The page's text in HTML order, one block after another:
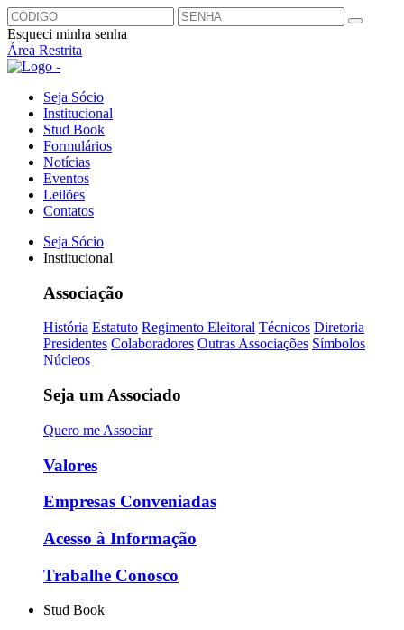
Esqueci minha senha
Área Restrita
Seja Sócio
Institucional
Stud Book
Formulários
Notícias
Eventos
Leilões
Contatos
Seja Sócio
Institucional
Associação
História Estatuto Regimento Eleitoral Técnicos Diretoria
Presidentes Colaboradores Outras Associações Símbolos
Núcleos
Seja um Associado
Quero me Associar
Valores
Empresas Conveniadas
Acesso à Informação
Trabalhe Conosco
Stud Book